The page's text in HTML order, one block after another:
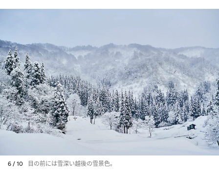
6 / 10 目の前には雪深い越後の雪景色。